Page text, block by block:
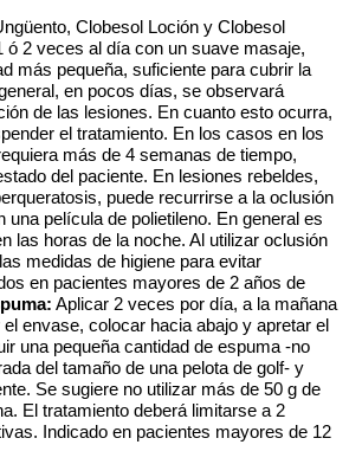
Clobesol Loción y Clobesol
ó 2 veces al día con un suave masaje,
más pequeña, suficiente para cubrir la
en pocos días, se observará
de las lesiones. En cuanto esto ocurra,
el tratamiento. En los casos en los
más de 4 semanas de tiempo,
del paciente. En lesiones rebeldes,
puede recurrirse a la oclusión
una película de polietileno. En general es
las horas de la noche. Al utilizar oclusión
medidas de higiene para evitar
en pacientes mayores de 2 años de
Aplicar 2 veces por día, a la mañana
envase, colocar hacia abajo y apretar el
una pequeña cantidad de espuma -no
del tamaño de una pelota de golf- y
Se sugiere no utilizar más de 50 g de
El tratamiento deberá limitarse a 2
Indicado en pacientes mayores de 12